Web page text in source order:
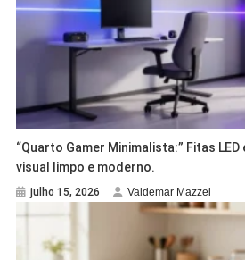
“Quarto Gamer Minimalista:” Fitas LED e acessórios para um
visual limpo e moderno.
julho 15, 2026 Valdemar Mazzei